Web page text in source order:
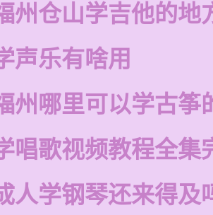
州仓山学吉他的地
声乐有啥用
州哪里可以学古筝
唱歌视频教程全集
人学钢琴还来得及